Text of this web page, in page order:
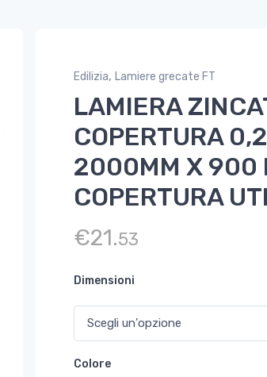
Edilizia, Lamiere grecate FT
LAMIERA
COPERTURA
2000MM X 900
COPERTURA
€21.53
Dimensioni
Colore